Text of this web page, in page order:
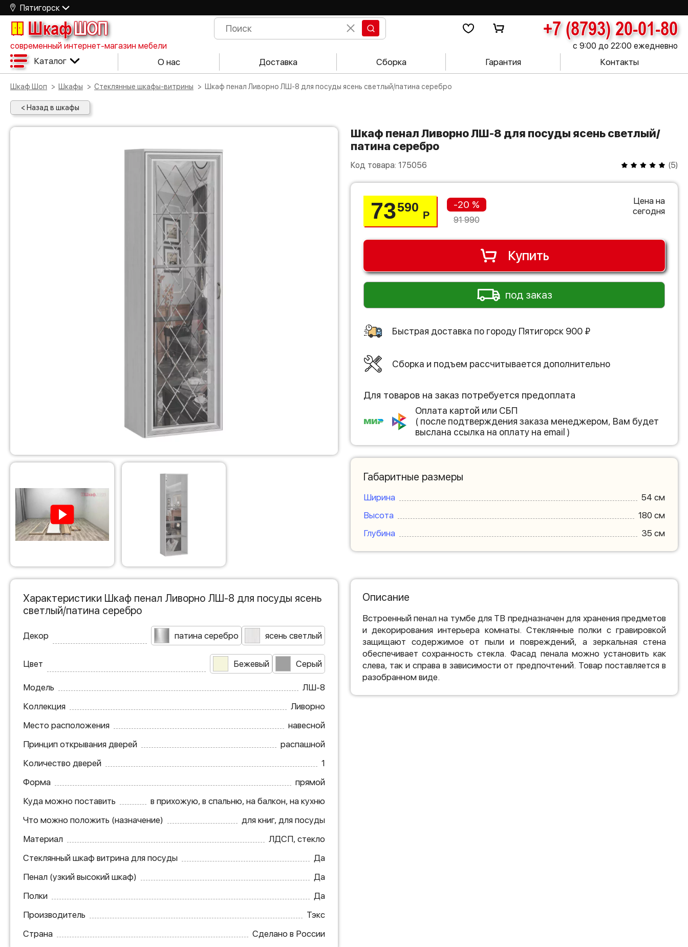
Пятигорск
ШкафШОП +7 (8793) 20-01-80
современный интернет-магазин мебели с 9:00 до 22:00 ежедневно
Каталог О нас Доставка Сборка Гарантия Контакты
Шкаф Шоп Шкафы Стеклянные шкафы-витрины Шкаф пенал Ливорно ЛШ-8 для посуды ясень светлый/патина серебро
< Назад в шкафы
Шкаф пенал Ливорно ЛШ-8 для посуды ясень светлый/
патина серебро
Код товара: 175056 (5)
73590
Р
-20 %
91 990
Цена на
сегодня
Купить
под заказ
Быстрая доставка по городу Пятигорск 900 ₽
Сборка и подъем рассчитывается дополнительно
Для товаров на заказ потребуется предоплата
Оплата картой или СБП
( после подтверждения заказа менеджером, Вам будет
выслана ссылка на оплату на email )
Габаритные размеры
Ширина
54 см
Высота
180 см
Глубина
35 см
Характеристики Шкаф пенал Ливорно ЛШ-8 для посуды ясень
светлый/патина серебро
Декор патина серебро ясень светлый
Цвет Бежевый Серый
Модель
ЛШ-8
Коллекция
Ливорно
Место расположения
навесной
Принцип открывания дверей
распашной
Количество дверей
1
Форма
прямой
Куда можно поставить
в прихожую, в спальню, на балкон, на кухню
Что можно положить (назначение)
для книг, для посуды
Материал
ЛДСП, стекло
Стеклянный шкаф витрина для посуды
Да
Пенал (узкий высокий шкаф)
Да
Полки
Да
Производитель
Тэкс
Страна
Сделано в России
Описание
Встроенный пенал на тумбе для ТВ предназначен для хранения предметов
и декорирования интерьера комнаты. Стеклянные полки с гравировкой
защищают содержимое от пыли и повреждений, а зеркальная стена
обеспечивает сохранность стекла. Фасад пенала можно установить как
слева, так и справа в зависимости от предпочтений. Товар поставляется в
разобранном виде.